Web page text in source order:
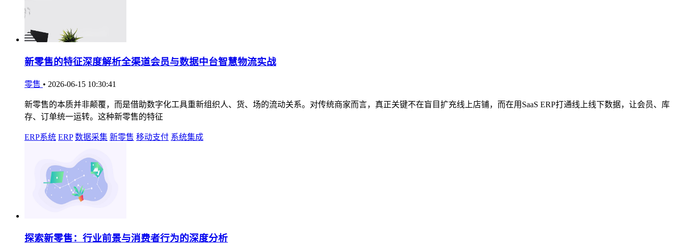
新零售的特征深度解析全渠道会员与数据中台智慧物流实战
零售 • 2026-06-15 10:30:41
新零售的本质并非颠覆，而是借助数字化工具重新组织人、货、场的流动关系。对传统商家而言，真正关键不在盲目扩充线上店铺，而在用SaaS ERP打通线上线下数据，让会员、库
存、订单统一运转。这种新零售的特征
ERP系统 ERP 数据采集 新零售 移动支付 系统集成
探索新零售：行业前景与消费者行为的深度分析